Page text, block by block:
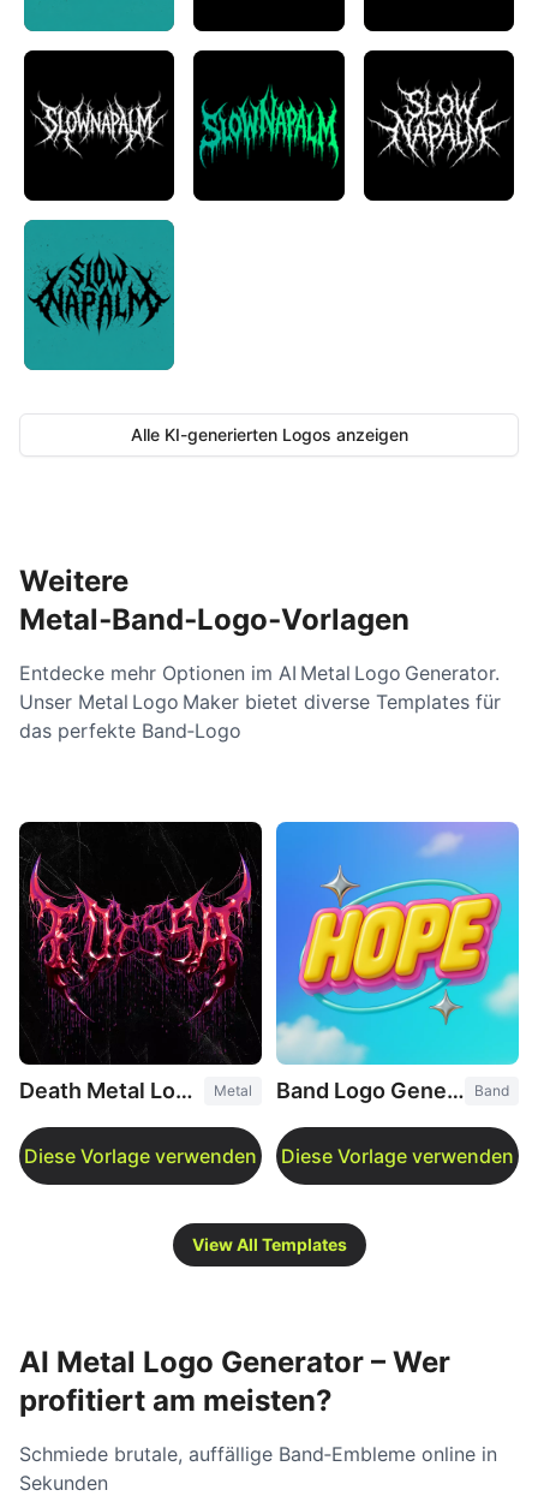
Alle KI-generierten Logos anzeigen
Weitere
Metal‑Band‑Logo‑Vorlagen
Entdecke mehr Optionen im AI Metal Logo Generator.
Unser Metal Logo Maker bietet diverse Templates für
das perfekte Band‑Logo
Death Metal Logo Generator Metal Band Logo Generator Band
View All Templates
AI Metal Logo Generator – Wer
profitiert am meisten?
Schmiede brutale, auffällige Band‑Embleme online in
Sekunden